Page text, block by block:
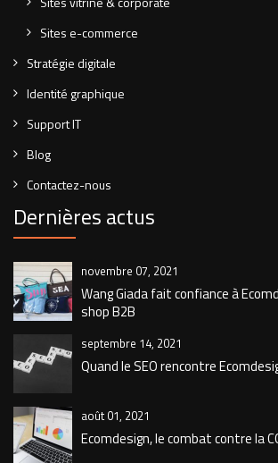
Sites e-commerce
Stratégie digitale
Identité graphique
Support IT
Blog
Contactez-nous
Dernières actus
novembre 07, 2021
Wang Giada fait confiance à
shop B2B
septembre 14, 2021
Quand le SEO rencontre
août 01, 2021
Ecomdesign, le combat contre la